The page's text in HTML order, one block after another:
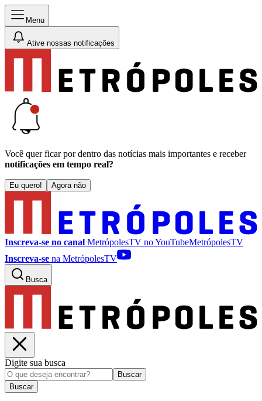
Menu
Ative nossas notificações
Você quer ficar por dentro das notícias mais importantes e receber
notificações em tempo real?
Eu quero! Agora não
Inscreva-se no canal MetrópolesTV noYouTubeMetrópolesTV
Inscreva-se na MetrópolesTV
Busca
Digite sua busca
Buscar
Buscar